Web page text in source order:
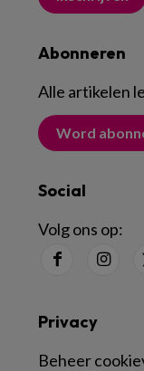
Abonneren
Alle artikelen
Word
Social
Volg ons op:
Privacy
Beheer